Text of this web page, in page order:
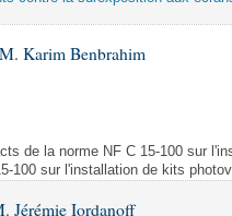
Karim Benbrahim
de la norme NF C 15-100 sur
100 sur l'installation de kits
Jérémie Iordanoff